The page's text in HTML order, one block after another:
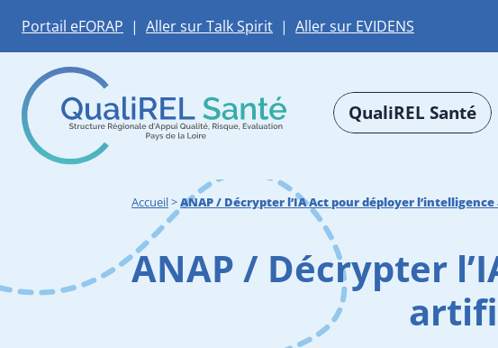
Portail eFORAP | Aller sur Talk Spirit | Aller sur EVIDENS
QualiREL Santé
Accueil>ANAP / Décrypter l’IA Act pour déployer
ANAP / Décrypter